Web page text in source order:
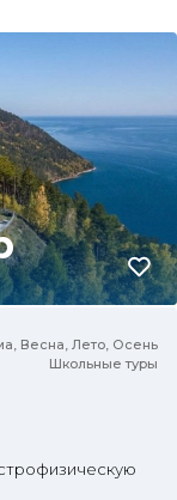
Весна, Лето, Осень
Школьные туры